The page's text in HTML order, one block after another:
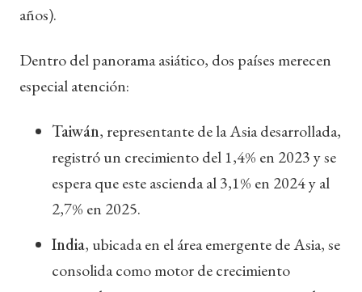
años).
Dentro del panorama asiático, dos países merecen
especial atención:
Taiwán, representante de la Asia desarrollada,
registró un crecimiento del 1,4% en 2023 y se
espera que este ascienda al 3,1% en 2024 y al
2,7% en 2025.
India, ubicada en el área emergente de Asia, se
consolida como motor de crecimiento